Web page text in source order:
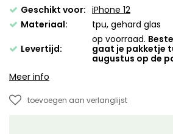
Geschikt voor: iPhone 12
Materiaal:
tpu, gehard glas
Levertijd:
op voorraad.
gaat je pakketje
augustus op de
Meer info
toevoegen aan verlanglijst